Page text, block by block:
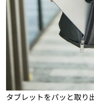
タブレットをパッと取り